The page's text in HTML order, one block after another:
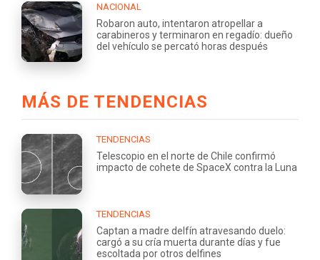
NACIONAL
Robaron auto, intentaron atropellar a
carabineros y terminaron en regadío: dueño
del vehículo se percató horas después
MÁS DE TENDENCIAS
TENDENCIAS
Telescopio en el norte de Chile confirmó
impacto de cohete de SpaceX contra la Luna
TENDENCIAS
Captan a madre delfín atravesando duelo:
cargó a su cría muerta durante días y fue
escoltada por otros delfines